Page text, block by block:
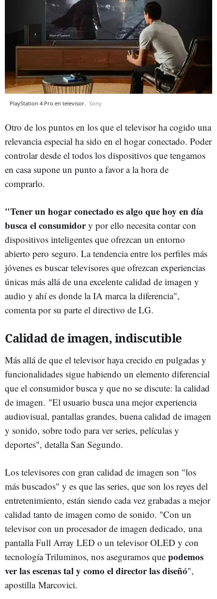
PlayStation 4 Pro en televisor. Sony
Otro de los puntos en los que el televisor ha cogido una
relevancia especial ha sido en el hogar conectado. Poder
controlar desde el todos los dispositivos que tengamos
en casa supone un punto a favor a la hora de
comprarlo.
"Tener un hogar conectado es algo que hoy en día
busca el consumidory por ello necesita contar con
dispositivos inteligentes que ofrezcan un entorno
abierto pero seguro. La tendencia entre los perfiles más
jóvenes es buscar televisores que ofrezcan experiencias
únicas más allá de una excelente calidad de imagen y
audio y ahí es donde la IA marca la diferencia",
comenta por su parte el directivo de LG.
Calidad de imagen, indiscutible
Más allá de que el televisor haya crecido en pulgadas y
funcionalidades sigue habiendo un elemento diferencial
que el consumidor busca y que no se discute: la calidad
de imagen. "El usuario busca una mejor experiencia
audiovisual, pantallas grandes, buena calidad de imagen
y sonido, sobre todo para ver series, películas y
deportes", detalla San Segundo.
Los televisores con gran calidad de imagen son "los
más buscados" y es que las series, que son los reyes del
entretenimiento, están siendo cada vez grabadas a mejor
calidad tanto de imagen como de sonido. "Con un
televisor con un procesador de imagen dedicado, una
pantalla Full Array LED o un televisor OLED y con
tecnología Triluminos, nos aseguramos que podemos
ver las escenas tal y como el director las diseñó",
apostilla Marcovici.